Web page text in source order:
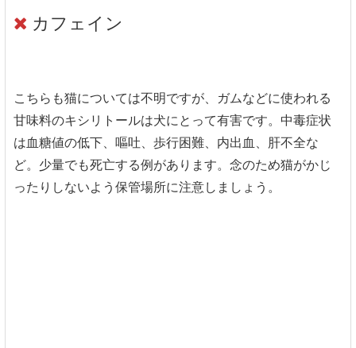
カフェイン
こちらも猫については不明ですが、ガムなどに使われる
甘味料のキシリトールは犬にとって有害です。中毒症状
は血糖値の低下、嘔吐、歩行困難、内出血、肝不全な
ど。少量でも死亡する例があります。念のため猫がかじ
ったりしないよう保管場所に注意しましょう。